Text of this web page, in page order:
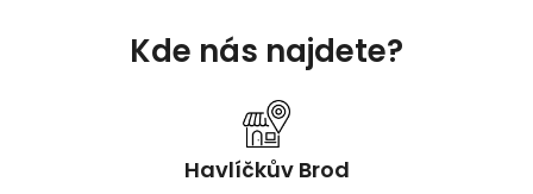
Kde nás najdete?
Havlíčkův Brod